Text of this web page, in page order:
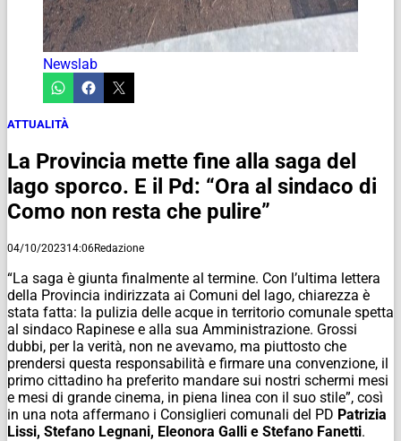
Newslab
ATTUALITÀ
La Provincia mette fine alla saga del
lago sporco. E il Pd: “Ora al sindaco di
Como non resta che pulire”
04/10/202314:06Redazione
“La saga è giunta finalmente al termine. Con l’ultima lettera
della Provincia indirizzata ai Comuni del lago, chiarezza è
stata fatta: la pulizia delle acque in territorio comunale spetta
al sindaco Rapinese e alla sua Amministrazione. Grossi
dubbi, per la verità, non ne avevamo, ma piuttosto che
prendersi questa responsabilità e firmare una convenzione, il
primo cittadino ha preferito mandare sui nostri schermi mesi
e mesi di grande cinema, in piena linea con il suo stile”, così
in una nota affermano i Consiglieri comunali del PD Patrizia
Lissi, Stefano Legnani, Eleonora Galli e Stefano Fanetti.